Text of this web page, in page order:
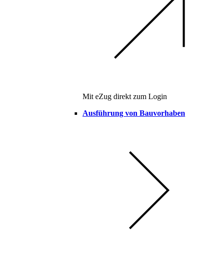
Mit eZug direkt zum Login
Ausführung von Bauvorhaben